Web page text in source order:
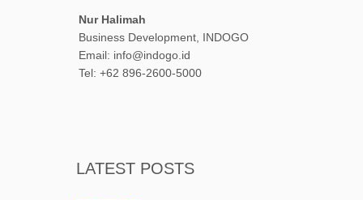
Nur Halimah
Business Development, INDOGO
Email: info@indogo.id
Tel: ‪+62 896-2600-5000
LATEST POSTS